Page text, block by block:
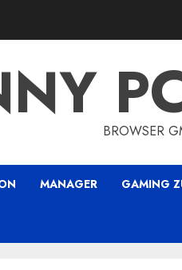
BROWSER
MANAGER GAMING